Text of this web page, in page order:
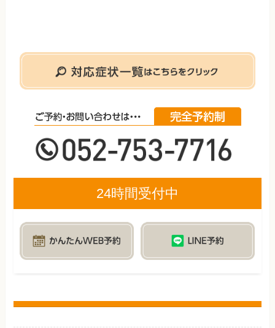
24時間受付中